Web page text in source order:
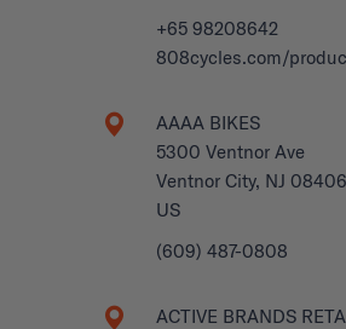
+65 98208642
808cycles.com/
AAAA BIKES
5300 Ventnor Ave
Ventnor City, NJ 08406
US
(609) 487-0808
ACTIVE BRANDS